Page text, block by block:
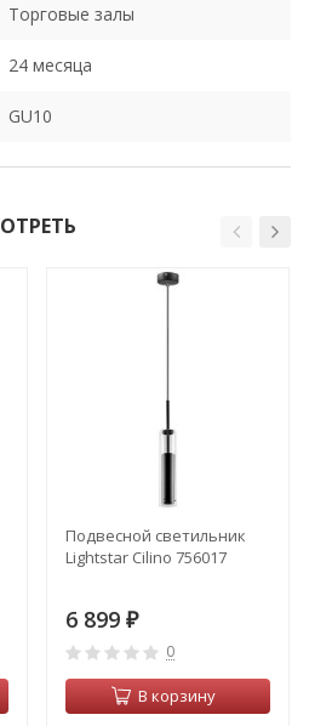
Торговые залы
24 месяца
GU10
Подвесной светильник
Lightstar Cilino 756017
6 899 ₽
0
В корзину